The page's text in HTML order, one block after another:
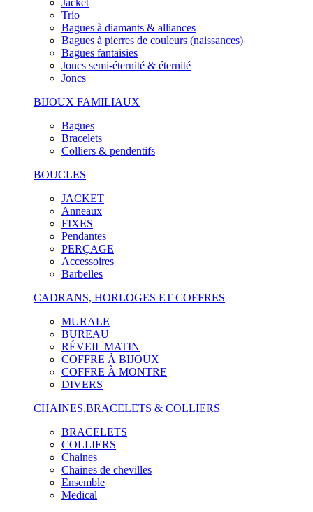
Jacket
Trio
Bagues à diamants & alliances
Bagues à pierres de couleurs (naissances)
Bagues fantaisies
Joncs semi-éternité & éternité
Joncs
BIJOUX FAMILIAUX
Bagues
Bracelets
Colliers & pendentifs
BOUCLES
JACKET
Anneaux
FIXES
Pendantes
PERÇAGE
Accessoires
Barbelles
CADRANS, HORLOGES ET COFFRES
MURALE
BUREAU
RÉVEIL MATIN
COFFRE À BIJOUX
COFFRE À MONTRE
DIVERS
CHAINES,BRACELETS & COLLIERS
BRACELETS
COLLIERS
Chaines
Chaines de chevilles
Ensemble
Medical